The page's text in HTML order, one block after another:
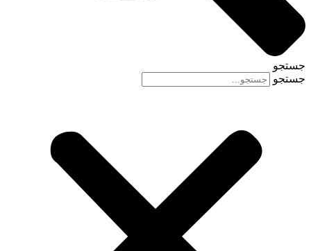
جستجو
جستجو